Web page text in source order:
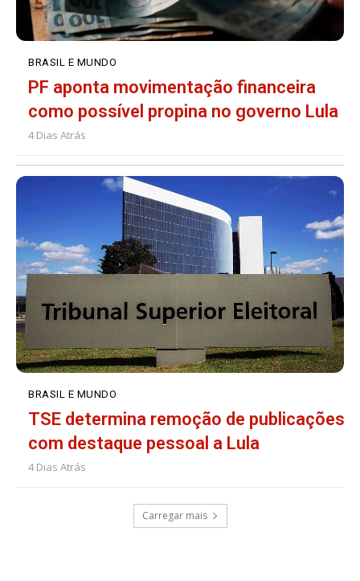
BRASIL E MUNDO
PF aponta movimentação financeira
como possível propina no governo Lula
4 Dias Atrás
BRASIL E MUNDO
TSE determina remoção de publicações
com destaque pessoal a Lula
4 Dias Atrás
Carregar mais